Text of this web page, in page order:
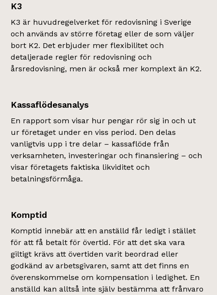
K3
K3 är huvudregelverket för redovisning i Sverige
och används av större företag eller de som väljer
bort K2. Det erbjuder mer flexibilitet och
detaljerade regler för redovisning och
årsredovisning, men är också mer komplext än K2.
Kassaflödesanalys
En rapport som visar hur pengar rör sig in och ut
ur företaget under en viss period. Den delas
vanligtvis upp i tre delar – kassaflöde från
verksamheten, investeringar och finansiering – och
visar företagets faktiska likviditet och
betalningsförmåga.
Komptid
Komptid innebär att en anställd får ledigt i stället
för att få betalt för övertid. För att det ska vara
giltigt krävs att övertiden varit beordrad eller
godkänd av arbetsgivaren, samt att det finns en
överenskommelse om kompensation i ledighet. En
anställd kan alltså inte själv bestämma att frånvaro